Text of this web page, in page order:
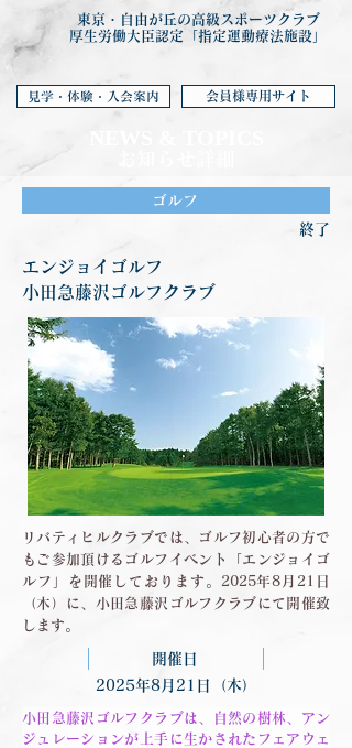
東京・自由が丘の高級スポーツクラブ
厚生労働大臣認定「指定運動療法施設」
見学・体験・入会案内 会員様専用サイト
ゴルフ
終了
エンジョイゴルフ
小田急藤沢ゴルフクラブ
リバティヒルクラブでは、ゴルフ初心者の方で
もご参加頂けるゴルフイベント「エンジョイゴ
ルフ」を開催しております。2025年8月21日
（木）に、小田急藤沢ゴルフクラブにて開催致
します。
開催日
2025年8月21日（木）
小田急藤沢ゴルフクラブは、自然の樹林、アン
ジュレーションが上手に生かされたフェアウェ